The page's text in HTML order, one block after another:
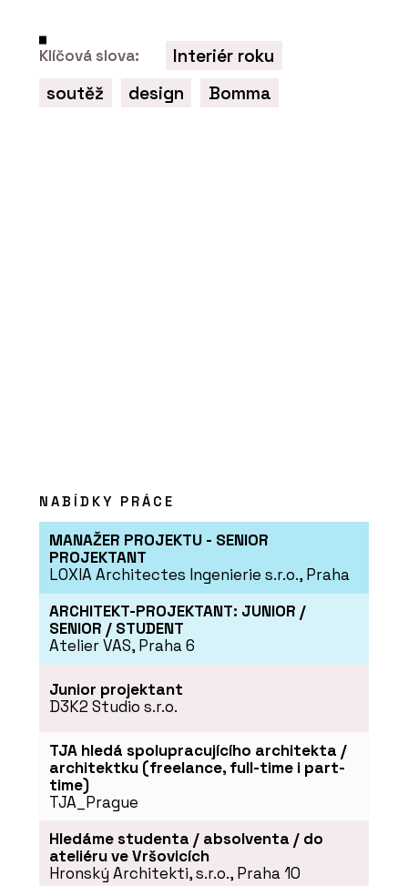
Vícepodlažní dřevostavba
ČLÁNKY
PRODUKTY
Systém pro instalaci
vody RAUTITAN - REHAU
Klíčová slova:
Interiér roku
soutěž
design Bomma
NABÍDKY PRÁCE
MANAŽER PROJEKTU - SENIOR
PROJEKTANT
LOXIA Architectes Ingenierie s.r.o., Praha
ARCHITEKT-PROJEKTANT: JUNIOR /
SENIOR / STUDENT
Atelier VAS, Praha 6
Junior projektant
D3K2 Studio s.r.o.
TJA hledá spolupracujícího architekta /
architektku (freelance, full-time i part-
time)
TJA_Prague
Hledáme studenta / absolventa / do
ateliéru ve Vršovicích
Hronský Architekti, s.r.o., Praha 10